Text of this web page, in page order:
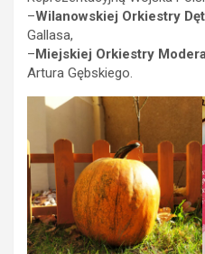
–Wilanowskiej Orkiestry
Gallasa,
–Miejskiej Orkiestry
Artura Gębskiego.